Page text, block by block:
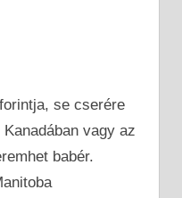
se cserére
vagy az
babér.